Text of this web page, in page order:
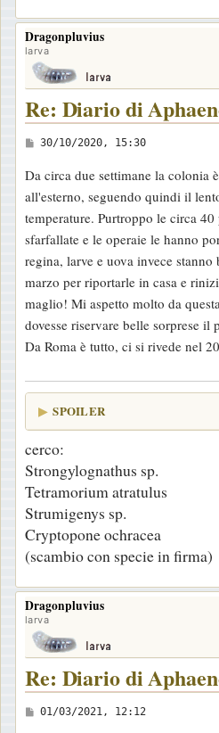
Dragonpluvius
larva
Re: Diario di
M
s
s
a
g
g
i
o
30/10/2020, 15:30
Da circa due settimane la colonia
all'esterno, seguendo quindi il
temperature. Purtroppo le circa
sfarfallate e le operaie le hanno
regina, larve e uova invece
marzo per riportarle in casa e
maglio! Mi aspetto molto da
dovesse riservare belle sorprese il
Da Roma è tutto, ci si rivede nel
SPOILER
cerco:
Strongylognathus sp.
Tetramorium atratulus
Strumigenys sp.
Cryptopone ochracea
(scambio con specie in firma)
Dragonpluvius
larva
Re: Diario di
M
01/03/2021, 12:12